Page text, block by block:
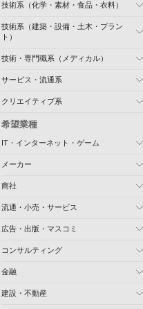
技術系（化学・素材・食品・衣料）
技術系（建築・設備・土木・プラン
ト）
技術・専門職系（メディカル）
サービス・流通系
クリエイティブ系
希望業種
IT・インターネット・ゲーム
メーカー
商社
流通・小売・サービス
広告・出版・マスコミ
コンサルティング
金融
建設・不動産